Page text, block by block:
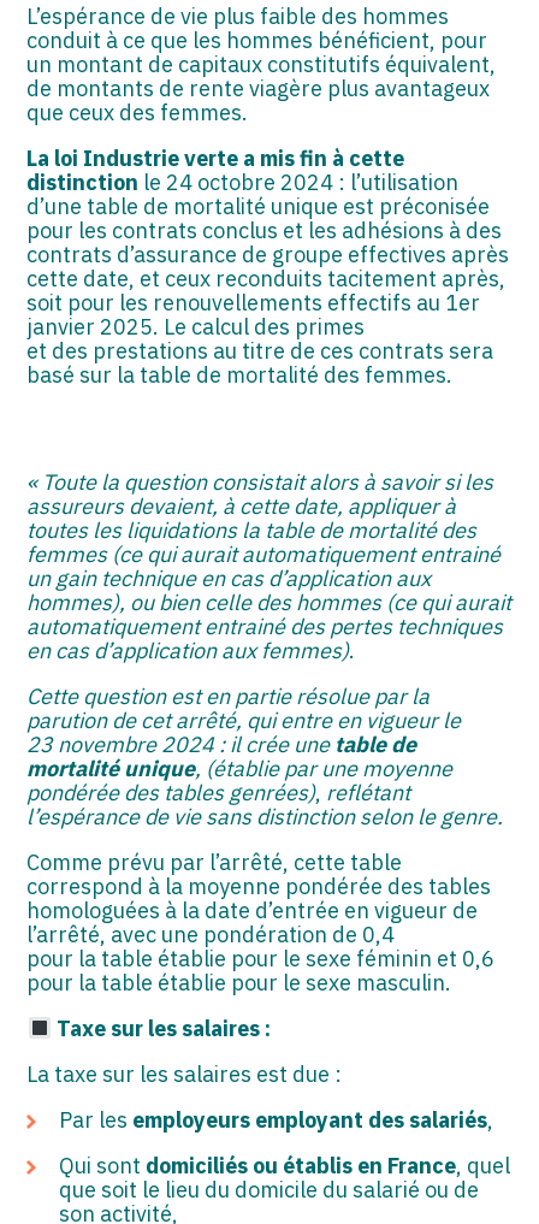
L’espérance de vie plus faible des hommes
conduit à ce que les hommes bénéficient, pour
un montant de capitaux constitutifs équivalent,
de montants de rente viagère plus avantageux
que ceux des femmes.
La loi Industrie verte a mis fin à cette
distinction le 24 octobre 2024 : l’utilisation
d’une table de mortalité unique est préconisée
pour les contrats conclus et les adhésions à des
contrats d’assurance de groupe effectives après
cette date, et ceux reconduits tacitement après,
soit pour les renouvellements effectifs au 1er
janvier 2025. Le calcul des primes
et des prestations au titre de ces contrats sera
basé sur la table de mortalité des femmes.
« Toute la question consistait alors à savoir si les
assureurs devaient, à cette date, appliquer à
toutes les liquidations la table de mortalité des
femmes (ce qui aurait automatiquement entrainé
un gain technique en cas d’application aux
hommes), ou bien celle des hommes (ce qui aurait
automatiquement entrainé des pertes techniques
en cas d’application aux femmes).
Cette question est en partie résolue par la
parution de cet arrêté, qui entre en vigueur le
23 novembre 2024 : il crée une table de
mortalité unique, (établie par une moyenne
pondérée des tables genrées), reflétant
l’espérance de vie sans distinction selon le genre.
Comme prévu par l’arrêté, cette table
correspond à la moyenne pondérée des tables
homologuées à la date d’entrée en vigueur de
l’arrêté, avec une pondération de 0,4
pour la table établie pour le sexe féminin et 0,6
pour la table établie pour le sexe masculin.
Taxe sur les salaires :
La taxe sur les salaires est due :
Par les employeurs employant des salariés,
Qui sont domiciliés ou établis en France, quel
que soit le lieu du domicile du salarié ou de
son activité,